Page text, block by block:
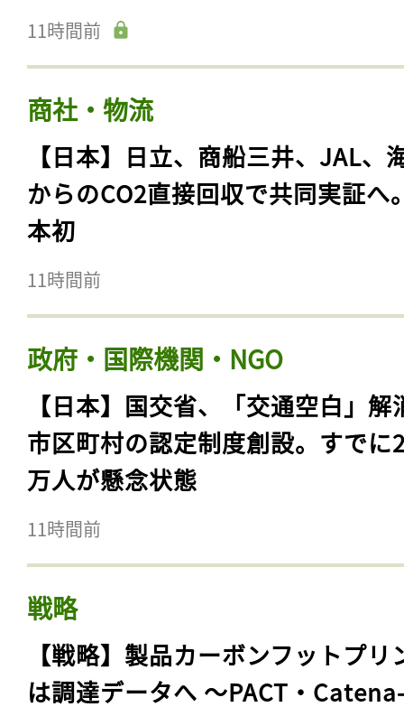
11時間前
商社・物流
【日本】日立、商船三井、JAL、
からのCO2直接回収で共同実証へ
本初
11時間前
政府・国際機関・NGO
【日本】国交省、「交通空白」解
市区町村の認定制度創設。すでに
万人が懸念状態
11時間前
戦略
【戦略】製品カーボンフットプリ
は調達データへ 〜PACT・